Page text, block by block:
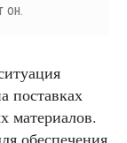
он.
поставках
материалов.